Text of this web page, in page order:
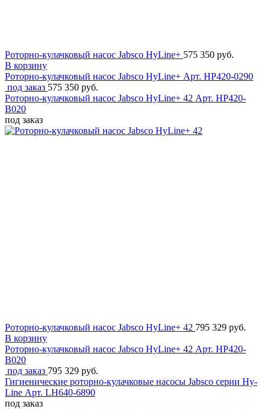
Роторно-кулачковый насос Jabsco HyLine+ 575 350 руб.
В корзину
Роторно-кулачковый насос Jabsco HyLine+ Арт. HP420-0290
под заказ 575 350 руб.
Роторно-кулачковый насос Jabsco HyLine+ 42 Арт. HP420-
B020
под заказ
Роторно-кулачковый насос Jabsco HyLine+ 42 795 329 руб.
В корзину
Роторно-кулачковый насос Jabsco HyLine+ 42 Арт. HP420-
B020
под заказ 795 329 руб.
Гигиенические роторно-кулачковые насосы Jabsco серии Hy-
Line Арт. LH640-6890
под заказ